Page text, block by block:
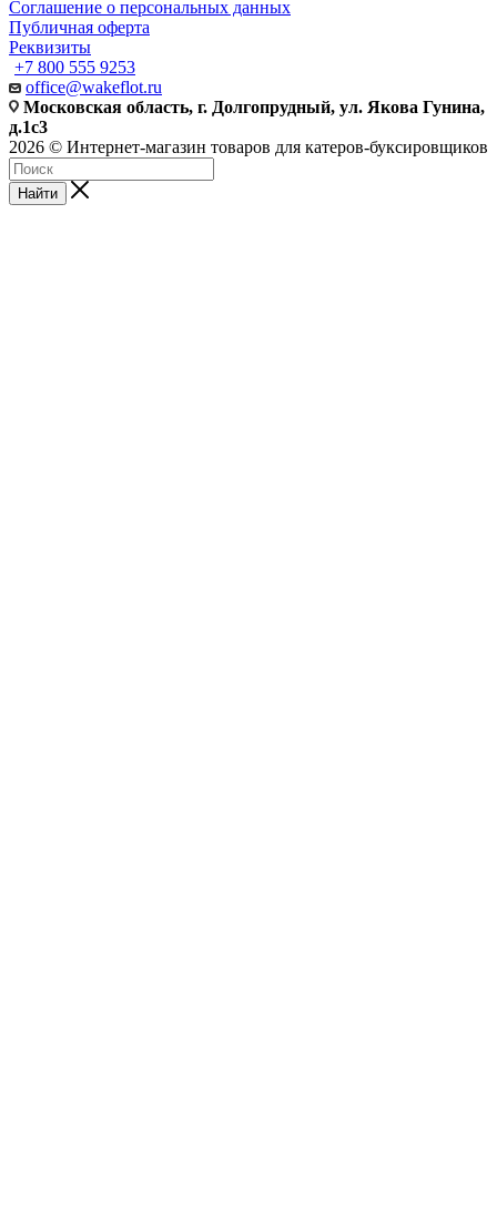
Соглашение о персональных данных
Публичная оферта
Реквизиты
+7 800 555 9253
office@wakeflot.ru
Московская область, г. Долгопрудный, ул. Якова Гунина,
д.1с3
2026 © Интернет-магазин товаров для катеров-буксировщиков
Найти